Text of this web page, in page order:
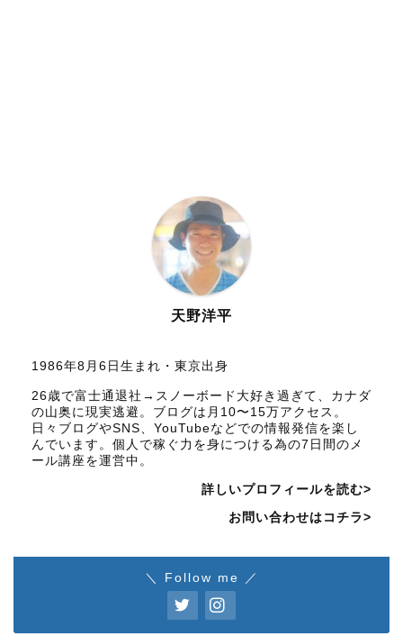
天野洋平
1986年8月6日生まれ・東京出身
26歳で富士通退社→スノーボード大好き過ぎて、カナダ
の山奥に現実逃避。ブログは月10〜15万アクセス。
日々ブログやSNS、YouTubeなどでの情報発信を楽し
んでいます。個人で稼ぐ力を身につける為の7日間のメ
ール講座を運営中。
詳しいプロフィールを読む>
お問い合わせはコチラ>
＼ Follow me ／